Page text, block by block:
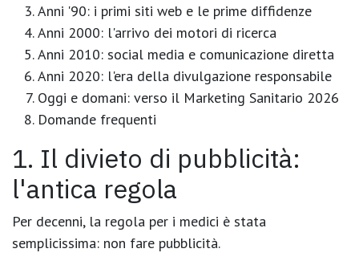
Anni '90: i primi siti web e le prime diffidenze
Anni 2000: l'arrivo dei motori di ricerca
Anni 2010: social media e comunicazione diretta
Anni 2020: l'era della divulgazione responsabile
Oggi e domani: verso il Marketing Sanitario 2026
Domande frequenti
1. Il divieto di pubblicità:
l'antica regola
Per decenni, la regola per i medici è stata
semplicissima: non fare pubblicità.